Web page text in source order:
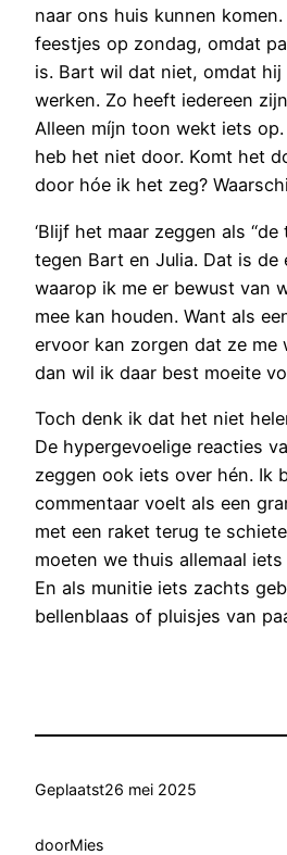
naar ons huis kunnen
feestjes op zondag, omdat
is. Bart wil dat niet, omdat hij
werken. Zo heeft iedereen
Alleen míjn toon wekt iets
heb het niet door. Komt het
door hóe ik het zeg?
‘Blijf het maar zeggen als “de
tegen Bart en Julia. Dat is de
waarop ik me er bewust van
mee kan houden. Want als
ervoor kan zorgen dat ze me
dan wil ik daar best moeite
Toch denk ik dat het niet
De hypergevoelige reacties
zeggen ook iets over hén. Ik
commentaar voelt als een
met een raket terug te
moeten we thuis allemaal
En als munitie iets zachts
bellenblaas of pluisjes van
Geplaatst26 mei 2025
doorMies